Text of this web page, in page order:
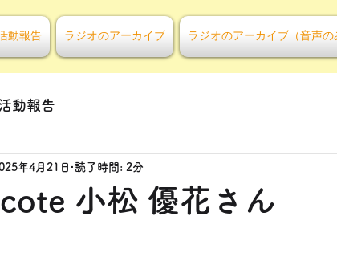
動報告 ラジオのアーカイブ ラジオのアーカイブ（音声の
動報告
小松 優花さん
年4月21日 読了時間: 2分